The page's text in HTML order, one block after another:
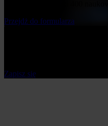
Przejdż do formularza
Zapisz się